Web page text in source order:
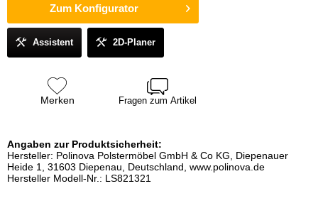
Zum Konfigurator
Assistent 2D-Planer
Merken Fragen zum Artikel
Angaben zur Produktsicherheit:
Hersteller: Polinova Polstermöbel GmbH & Co KG, Diepenauer
Heide 1, 31603 Diepenau, Deutschland, www.polinova.de
Hersteller Modell-Nr.: LS821321